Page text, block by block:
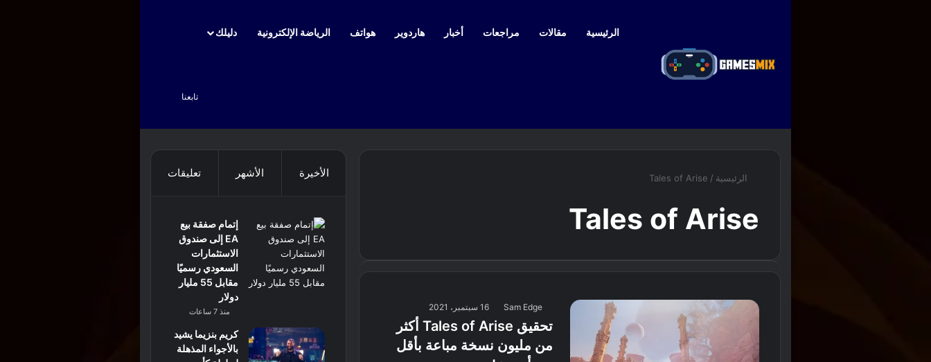
الرئيسية مقالات مراجعات أخبار هاردوير هواتف الرياضة الإلكترونية دليلك
تابعنا
الرئيسية /
Tales of Arise
Tales of Arise
Sam Edge 16 سبتمبر، 2021
تحقيق Tales of Arise أكثر
من مليون نسخة مباعة بأقل
الأخيرة الأشهر تعليقات
إتمام صفقة بيع
EA إلى صندوق
الاستثمارات
السعودي رسميًا
مقابل 55 مليار
دولار
منذ 7 ساعات
كريم بنزيما يشيد
بالأجواء المذهلة